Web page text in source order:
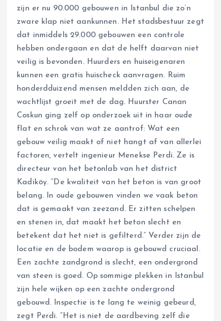
zijn er nu 90.000 gebouwen in Istanbul die zo’n
zware klap niet aankunnen. Het stadsbestuur zegt
dat inmiddels 29.000 gebouwen een controle
hebben ondergaan en dat de helft daarvan niet
veilig is bevonden. Huurders en huiseigenaren
kunnen een gratis huischeck aanvragen. Ruim
honderdduizend mensen meldden zich aan, de
wachtlijst groeit met de dag. Huurster Canan
Coskun ging zelf op onderzoek uit in haar oude
flat en schrok van wat ze aantrof: Wat een
gebouw veilig maakt of niet hangt af van allerlei
factoren, vertelt ingenieur Menekse Perdi. Ze is
directeur van het betonlab van het district
Kadiköy. “De kwaliteit van het beton is van groot
belang. In oude gebouwen vinden we vaak beton
dat is gemaakt van zeezand. Er zitten schelpen
en stenen in, dat maakt het beton slecht en
betekent dat het niet is gefilterd.” Verder zijn de
locatie en de bodem waarop is gebouwd cruciaal.
Een zachte zandgrond is slecht, een ondergrond
van steen is goed. Op sommige plekken in Istanbul
zijn hele wijken op een zachte ondergrond
gebouwd. Inspectie is te lang te weinig gebeurd,
zegt Perdi. “Het is niet de aardbeving zelf die